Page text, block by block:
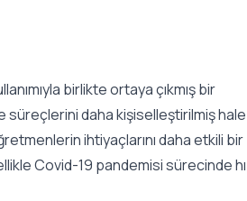
birlikte ortaya çıkmış bir
süreçlerini daha kişiselleştirilmiş hale
ihtiyaçlarını daha etkili bir
Covid-19 pandemisi sürecinde